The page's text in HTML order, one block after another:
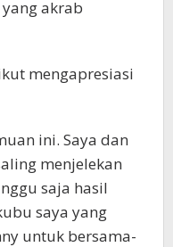
akrab
mengapresiasi
ini. Saya dan
menjelekan
saja hasil
saya yang
untuk bersama-